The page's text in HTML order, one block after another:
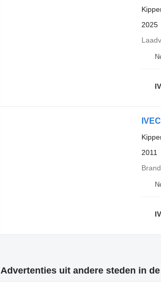
2025
2011
Advertenties uit andere steden in